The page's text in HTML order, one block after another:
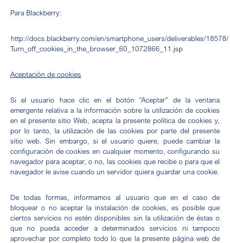
Para Blackberry:
http://docs.blackberry.com/en/smartphone_users/deliverables/18578/
Turn_off_cookies_in_the_browser_60_1072866_11.jsp
Aceptación de cookies
Si el usuario hace clic en el botón “Aceptar” de la ventana
emergente relativa a la información sobre la utilización de cookies
en el presente sitio Web, acepta la presente política de cookies y,
por lo tanto, la utilización de las cookies por parte del presente
sitio web. Sin embargo, si el usuario quiere, puede cambiar la
configuración de cookies en cualquier momento, configurando su
navegador para aceptar, o no, las cookies que recibe o para que el
navegador le avise cuando un servidor quiera guardar una cookie.
De todas formas, informamos al usuario que en el caso de
bloquear o no aceptar la instalación de cookies, es posible que
ciertos servicios no estén disponibles sin la utilización de éstas o
que no pueda acceder a determinados servicios ni tampoco
aprovechar por completo todo lo que la presente página web de